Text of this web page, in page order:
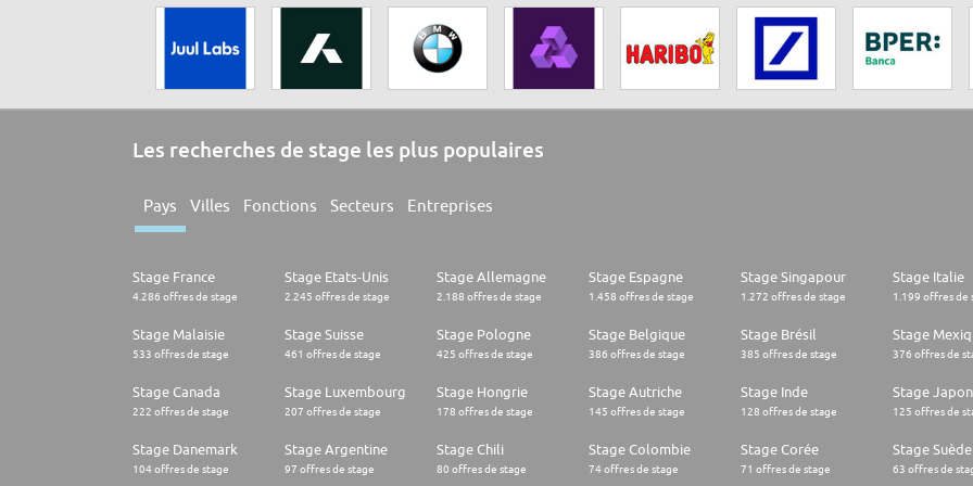
Les recherches de stage les plus populaires
Pays Villes Fonctions Secteurs Entreprises
Stage France
4.286 offres de stage
Stage Etats-Unis
2.245 offres de stage
Stage Allemagne
2.188 offres de stage
Stage Espagne
1.458 offres de stage
Stage Singapour
1.272 offres de stage
Stage Italie
1.199 offres de
Stage Malaisie
533 offres de stage
Stage Suisse
461 offres de stage
Stage Pologne
425 offres de stage
Stage Belgique
386 offres de stage
Stage Brésil
385 offres de stage
Stage
376 offres de
Stage Canada
222 offres de stage
Stage Luxembourg
207 offres de stage
Stage Hongrie
178 offres de stage
Stage Autriche
145 offres de stage
Stage Inde
128 offres de stage
Stage Japon
125 offres de
Stage Danemark
104 offres de stage
Stage Argentine
97 offres de stage
Stage Chili
80 offres de stage
Stage Colombie
74 offres de stage
Stage Corée
71 offres de stage
Stage Suède
63 offres de